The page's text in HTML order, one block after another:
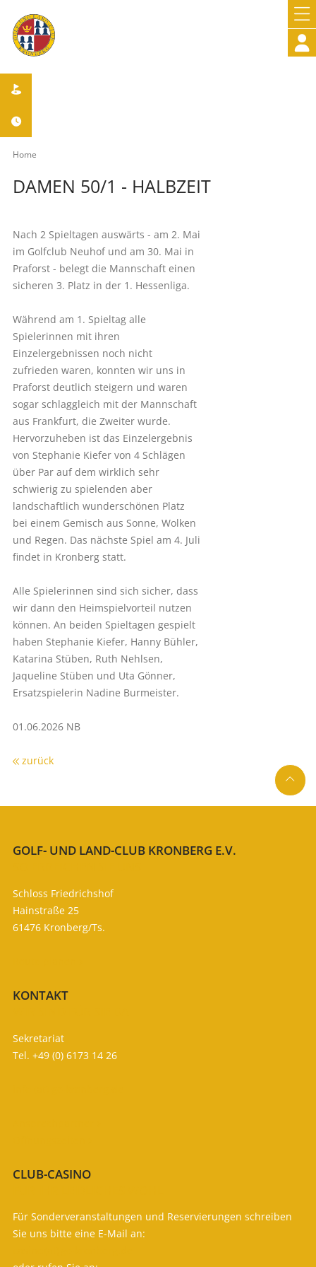



Home
DAMEN 50/1 - HALBZEIT
Nach 2 Spieltagen auswärts - am 2. Mai
im Golfclub Neuhof und am 30. Mai in
Praforst - belegt die Mannschaft einen
sicheren 3. Platz in der 1. Hessenliga.
Während am 1. Spieltag alle
Spielerinnen mit ihren
Einzelergebnissen noch nicht
zufrieden waren, konnten wir uns in
Praforst deutlich steigern und waren
sogar schlaggleich mit der Mannschaft
aus Frankfurt, die Zweiter wurde.
Hervorzuheben ist das Einzelergebnis
von Stephanie Kiefer von 4 Schlägen
über Par auf dem wirklich sehr
schwierig zu spielenden aber
landschaftlich wunderschönen Platz
bei einem Gemisch aus Sonne, Wolken
und Regen. Das nächste Spiel am 4. Juli
findet in Kronberg statt.
Alle Spielerinnen sind sich sicher, dass
wir dann den Heimspielvorteil nutzen
können. An beiden Spieltagen gespielt
haben Stephanie Kiefer, Hanny Bühler,
Katarina Stüben, Ruth Nehlsen,
Jaqueline Stüben und Uta Gönner,
Ersatzspielerin Nadine Burmeister.
01.06.2026 NB
zurück

GOLF- UND LAND-CLUB KRONBERG E.V.
Schloss Friedrichshof
Hainstraße 25
61476 Kronberg/Ts.
KONTAKT
Sekretariat
Tel. +49 (0) 6173 14 26
CLUB-CASINO
Für Sonderveranstaltungen und Reservierungen schreiben
Sie uns bitte eine E-Mail an: